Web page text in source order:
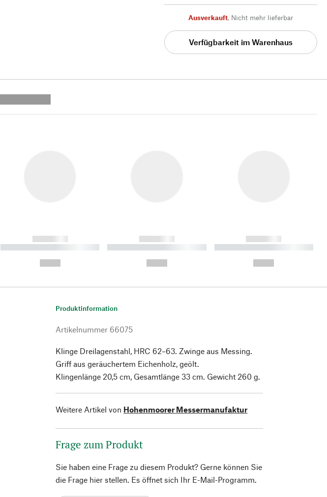
Ausverkauft, Nicht mehr lieferbar
Verfügbarkeit im Warenhaus
------------
----------- ----------- ----------
------------
----------- ----------- ----------
------------
----------- ----------- ----------
Produktinformation
Artikelnummer 66075
Klinge Dreilagenstahl, HRC 62–63. Zwinge aus Messing.
Griff aus geräuchertem Eichenholz, geölt.
Klingenlänge 20,5 cm, Gesamtlänge 33 cm. Gewicht 260 g.
Weitere Artikel von Hohenmoorer Messermanufaktur
Frage zum Produkt
Sie haben eine Frage zu diesem Produkt? Gerne können Sie
die Frage hier stellen. Es öffnet sich Ihr E-Mail-Programm.